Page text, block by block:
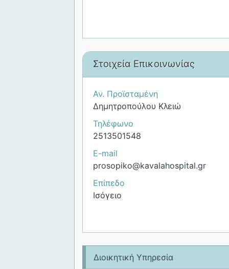
Διοικητική Υπηρεσία
Στοιχεία Επικοινωνίας
Αν. Προϊσταμένη
Δημητροπούλου Κλειώ
Τηλέφωνο
2513501548
E-mail
prosopiko@kavalahospital.gr
Επίπεδο
Ισόγειο